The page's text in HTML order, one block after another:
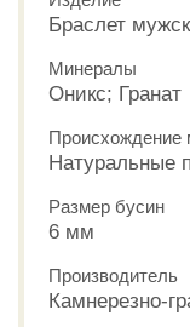
Браслет
Минералы
Оникс; Гранат
Происхождение
Натуральные
Размер бусин
6 мм
Производитель
Камнерезно-